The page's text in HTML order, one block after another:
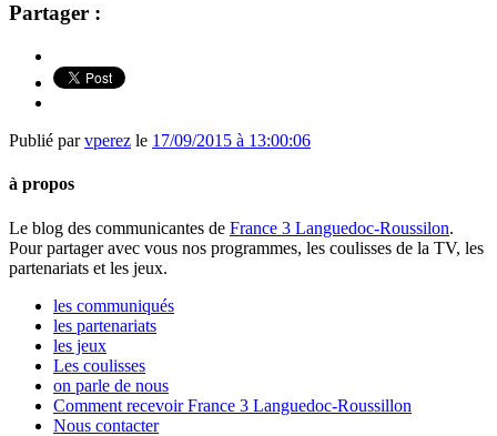
Partager :
Publié parvperez le 17/09/2015 à 13:00:06
à propos
Le blog des communicantes de France 3 Languedoc-Roussilon.
Pour partager avec vous nos programmes, les coulisses de la TV, les
partenariats et les jeux.
les communiqués
les partenariats
les jeux
Les coulisses
on parle de nous
Comment recevoir France 3 Languedoc-Roussillon
Nous contacter